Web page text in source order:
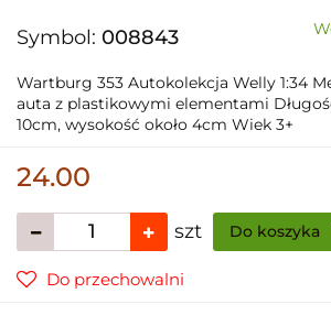
Symbol: 008843
Wartburg 353 Autokolekcja Welly 1:34
auta z plastikowymi elementami
10cm, wysokość około 4cm Wiek 3+
24.00
szt Do koszyka
Do przechowalni